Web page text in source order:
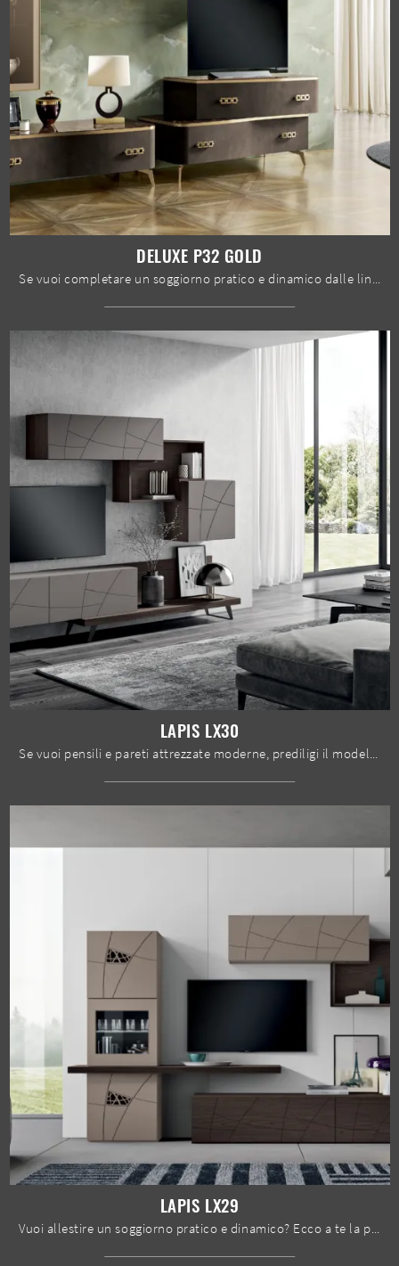
DELUXE P32 GOLD
LAPIS LX30
Se vuoi pensili e pareti attrezzate moderne, prediligi il modello Lapis LX30 di Spar: clicca e ottieni informazioni!
LAPIS LX29
Vuoi allestire un soggiorno pratico e dinamico? Ecco a te la parete attrezzata Lapis LX29 Spar dalle forme decise moderne.